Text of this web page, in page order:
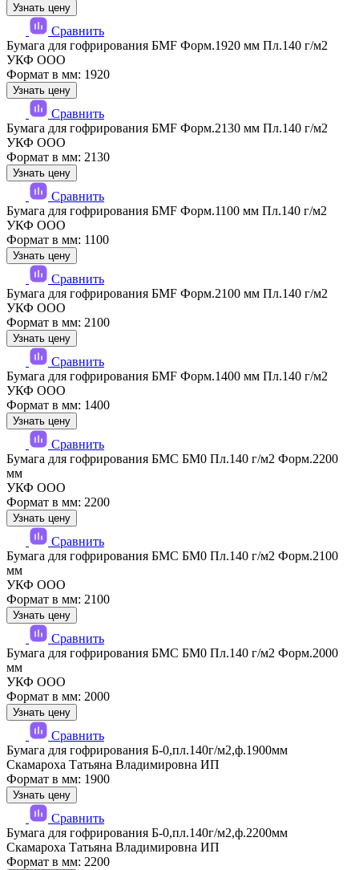
Узнать цену
Сравнить
Бумага для гофрирования БМF Форм.1920 мм Пл.140 г/м2
УКФ ООО
Формат в мм: 1920
Узнать цену
Сравнить
Бумага для гофрирования БМF Форм.2130 мм Пл.140 г/м2
УКФ ООО
Формат в мм: 2130
Узнать цену
Сравнить
Бумага для гофрирования БМF Форм.1100 мм Пл.140 г/м2
УКФ ООО
Формат в мм: 1100
Узнать цену
Сравнить
Бумага для гофрирования БМF Форм.2100 мм Пл.140 г/м2
УКФ ООО
Формат в мм: 2100
Узнать цену
Сравнить
Бумага для гофрирования БМF Форм.1400 мм Пл.140 г/м2
УКФ ООО
Формат в мм: 1400
Узнать цену
Сравнить
Бумага для гофрирования БМС БМ0 Пл.140 г/м2 Форм.2200
мм
УКФ ООО
Формат в мм: 2200
Узнать цену
Сравнить
Бумага для гофрирования БМС БМ0 Пл.140 г/м2 Форм.2100
мм
УКФ ООО
Формат в мм: 2100
Узнать цену
Сравнить
Бумага для гофрирования БМС БМ0 Пл.140 г/м2 Форм.2000
мм
УКФ ООО
Формат в мм: 2000
Узнать цену
Сравнить
Бумага для гофрирования Б-0,пл.140г/м2,ф.1900мм
Скамароха Татьяна Владимировна ИП
Формат в мм: 1900
Узнать цену
Сравнить
Бумага для гофрирования Б-0,пл.140г/м2,ф.2200мм
Скамароха Татьяна Владимировна ИП
Формат в мм: 2200